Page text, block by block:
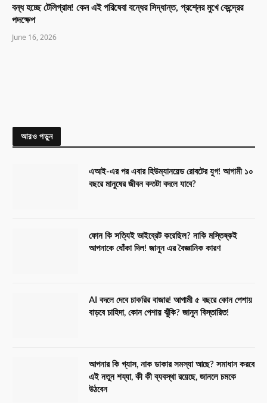
বন্ধ হচ্ছে টেলিগ্রাম! কেন এই পরিষেবা বন্ধের সিদ্ধান্ত, প্রশ্নের মুখে কেন্দ্রের
পদক্ষেপ
June 16, 2026
আরও পড়ুন
এআই-এর পর এবার হিউম্যানয়েড রোবটের যুগ! আগামী ১০
বছরে মানুষের জীবন কতটা বদলে যাবে?
ফোন কি সত্যিই ভাইব্রেট করেছিল? নাকি মস্তিষ্কই
আপনাকে ধোঁকা দিল! জানুন এর বৈজ্ঞানিক কারণ
AI বদলে দেবে চাকরির বাজার! আগামী ৫ বছরে কোন পেশায়
বাড়বে চাহিদা, কোন পেশায় ঝুঁকি? জানুন বিস্তারিত!
আপনার কি গ্যাস, নাক ডাকার সমস্যা আছে? সমাধান করবে
এই নতুন শয্যা, কী কী ব্যবস্থা রয়েছে, জানলে চমকে
উঠবেন